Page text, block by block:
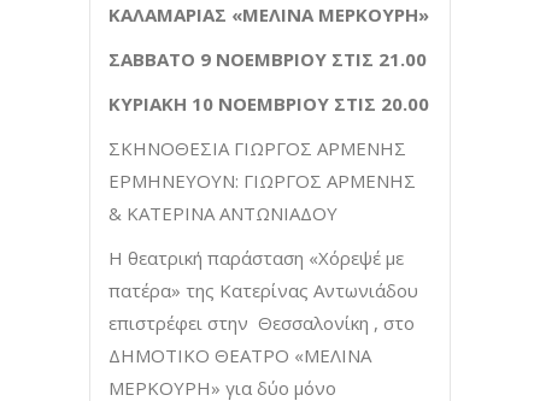
ΚΑΛΑΜΑΡΙΑΣ «ΜΕΛΙΝΑ ΜΕΡΚΟΥΡΗ»
ΣΑΒΒΑΤΟ 9 ΝΟΕΜΒΡΙΟΥ ΣΤΙΣ 21.00
ΚΥΡΙΑΚΗ 10 ΝΟΕΜΒΡΙΟΥ ΣΤΙΣ 20.00
ΣΚΗΝΟΘΕΣΙΑ ΓΙΩΡΓΟΣ ΑΡΜΕΝΗΣ
ΕΡΜΗΝΕΥΟΥΝ: ΓΙΩΡΓΟΣ ΑΡΜΕΝΗΣ
& ΚΑΤΕΡΙΝΑ ΑΝΤΩΝΙΑΔΟΥ
H θεατρική παράσταση «Χόρεψέ με
πατέρα» της Κατερίνας Αντωνιάδου
επιστρέφει στην Θεσσαλονίκη , στο
ΔΗΜΟΤΙΚΟ ΘΕΑΤΡΟ «ΜΕΛΙΝΑ
ΜΕΡΚΟΥΡΗ» για δύο μόνο